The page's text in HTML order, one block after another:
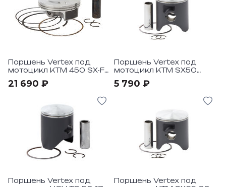
Поршень Vertex под
мотоцикл KTM 450 SX-F
FC 450 16-21
21 690 ₽
Поршень Vertex под
мотоцикл KTM SX50
5 790 ₽
Поршень Vertex под
Поршень Vertex под